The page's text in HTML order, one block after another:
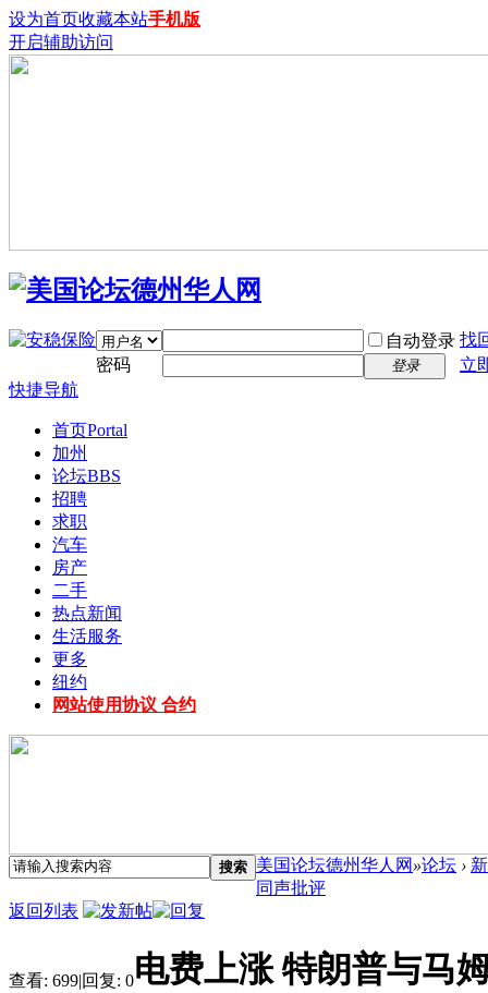
设为首页收藏本站手机版
开启辅助访问
自动登录 找
密码
登录
立
快捷导航
首页Portal
加州
论坛BBS
招聘
求职
汽车
房产
二手
热点新闻
生活服务
更多
纽约
网站使用协议 合约
搜索 美国论坛德州华人网 »论坛 ›
同声批评
返回列表
查看: 699|回复: 0电费上涨 特朗普与马